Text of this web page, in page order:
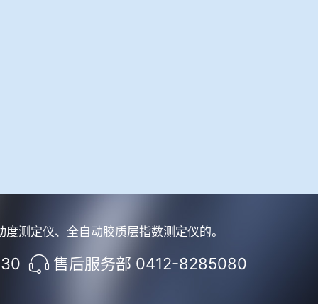
测定仪、全自动胶质层指数测定仪的。
售后服务部 0412-8285080